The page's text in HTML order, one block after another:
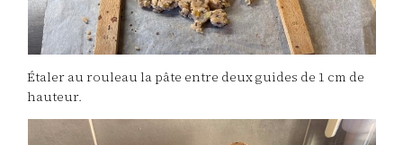
Étaler au rouleau la pâte entre deux guides de 1 cm de
hauteur.